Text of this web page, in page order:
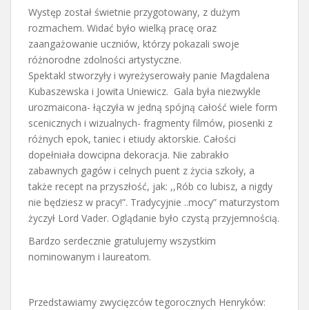
Występ został świetnie przygotowany, z dużym
rozmachem. Widać było wielką pracę oraz
zaangażowanie uczniów, którzy pokazali swoje
różnorodne zdolności artystyczne.
Spektakl stworzyły i wyreżyserowały panie Magdalena
Kubaszewska i Jowita Uniewicz. Gala była niezwykle
urozmaicona- łączyła w jedną spójną całość wiele form
scenicznych i wizualnych- fragmenty filmów, piosenki z
różnych epok, taniec i etiudy aktorskie. Całości
dopełniała dowcipna dekoracja. Nie zabrakło
zabawnych gagów i celnych puent z życia szkoły, a
także recept na przyszłość, jak: ,,Rób co lubisz, a nigdy
nie będziesz w pracy!”. Tradycyjnie ..mocy” maturzystom
życzył Lord Vader. Oglądanie było czystą przyjemnością.
Bardzo serdecznie gratulujemy wszystkim
nominowanym i laureatom.
Przedstawiamy zwycięzców tegorocznych Henryków: